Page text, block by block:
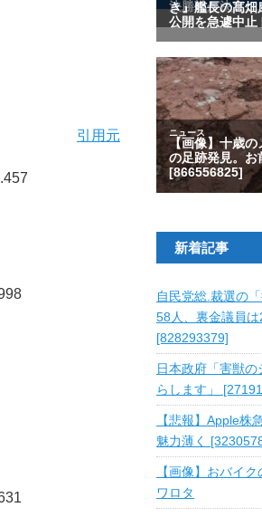
引用元
新着記事
自民党総.裁選の
58人、裏金議員
[828293379]
日本政府「害獣
らします」
【悲報】Apple
魅力薄く
【画像】おバイ
ワロタ